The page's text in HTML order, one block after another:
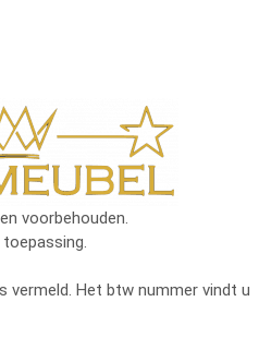
voorbehouden.
toepassing.
vermeld. Het btw nummer vindt u